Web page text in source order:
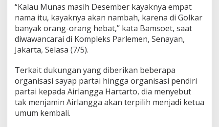
,
a
m
s
o
:
T
e
r
“Kalau Munas masih Desember kayaknya empat
nama itu, kayaknya akan nambah, karena di Golkar
banyak orang-orang hebat,” kata Bamsoet, saat
diwawancarai di Kompleks Parlemen, Senayan,
Jakarta, Selasa (7/5).
Terkait dukungan yang diberikan beberapa
organisasi sayap partai hingga organisasi pendiri
partai kepada Airlangga Hartarto, dia menyebut
tak menjamin Airlangga akan terpilih menjadi ketua
umum kembali.